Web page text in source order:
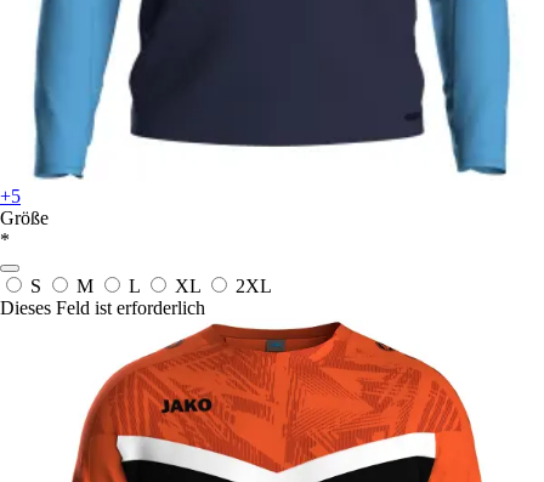
+5
Größe
*
S M L XL
2XL
Dieses Feld ist erforderlich